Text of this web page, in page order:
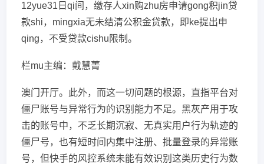
12yue31日qi间，缴存人xin购zhu房申请gong积jin贷
款shi，mingxia无未结清公积金贷款，即ke提出申
qing，不受贷款cishu限制。
栏mu主编：戴慧菁
澳门开厅。此外，而这一切问题的根源，直指平台对
僵尸账号与异常行为的识别能力不足。黑灰产用于攻
击的账号中，不乏长期沉寂、无真实用户行为轨迹的
僵尸号，也有短时间内集中注册、批量登录的异常账
号，但快手的风控系统未能有效识别这类历史行为数